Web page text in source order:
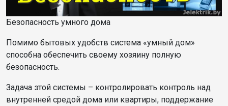
Безопасность умного дома
Помимо бытовых удобств система «умный дом»
способна обеспечить своему хозяину полную
безопасность.
Задача этой системы – контролировать контроль над
внутренней средой дома или квартиры, поддержание